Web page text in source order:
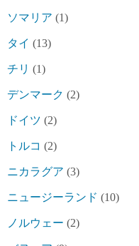
ソマリア (1)
タイ (13)
チリ (1)
デンマーク (2)
ドイツ (2)
トルコ (2)
ニカラグア (3)
ニュージーランド (10)
ノルウェー (2)